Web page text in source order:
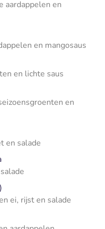
en
en mangosaus
en lichte saus
en
en salade
ei, rijst en salade